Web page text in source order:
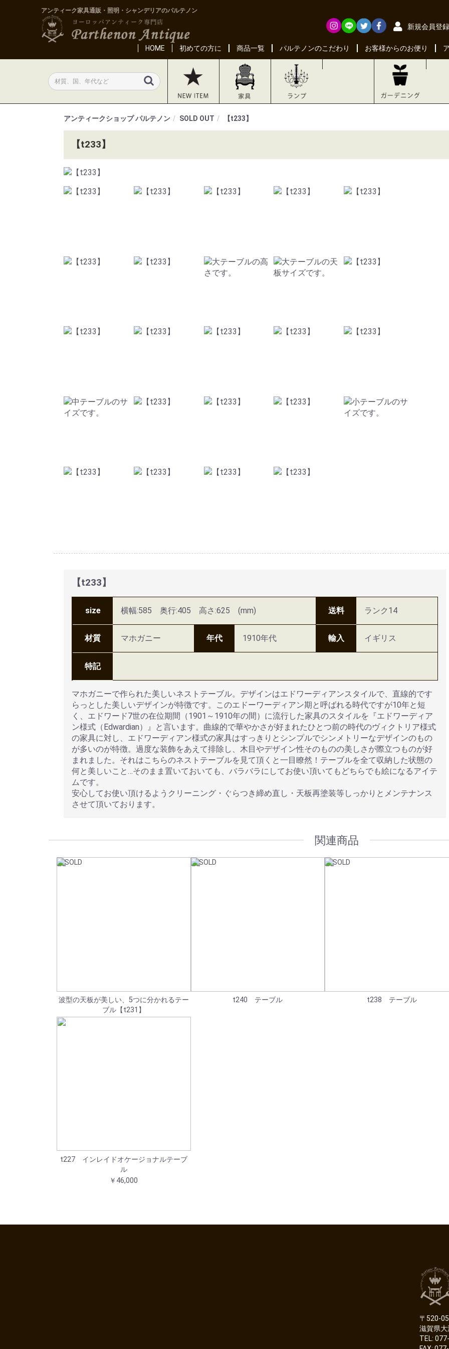
アンティーク家具通販・照明・シャンデリアのパルテノン
新規会員登録
HOME 初めての方に 商品一覧 パルテノンのこだわり お客様からのお便り
アンティークショップ パルテノン SOLD OUT 【t233】
【t233】
【t233】
size 横幅:585 奥行:405 高さ:625 (mm) 送料 ランク14
材質 マホガニー 年代 1910年代 輸入 イギリス
特記
マホガニーで作られた美しいネストテーブル。デザインはエドワーディアンスタイルで、直線的です
らっとした美しいデザインが特徴です。このエドーワーディアン期と呼ばれる時代ですが10年と短
く、エドワード7世の在位期間（1901～1910年の間）に流行した家具のスタイルを『エドワーディア
ン様式（Edwardian）』と言います。曲線的で華やかさが好まれたひとつ前の時代のヴィクトリア様式
の家具に対し、エドワーディアン様式の家具はすっきりとシンプルでシンメトリーなデザインのもの
が多いのが特徴。過度な装飾をあえて排除し、木目やデザイン性そのものの美しさが際立つものが好
まれました。それはこちらのネストテーブルを見て頂くと一目瞭然！テーブルを全て収納した状態の
何と美しいこと…そのまま置いておいても、バラバラにしてお使い頂いてもどちらでも絵になるアイテ
ムです。
安心してお使い頂けるようクリーニング・ぐらつき締め直し・天板再塗装等しっかりとメンテナンス
させて頂いております。
関連商品
波型の天板が美しい、5つに分かれるテー
ブル【t231】
t240 テーブル t238 テーブル
t227 インレイドオケージョナルテーブ
ル
￥46,000
〒520-
滋賀県
TEL: